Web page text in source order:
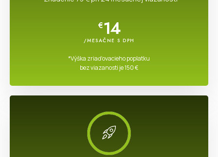
€14
/MESAČNE S DPH
*Výška zriaďovacieho poplatku
bez viazanosti je 150 €